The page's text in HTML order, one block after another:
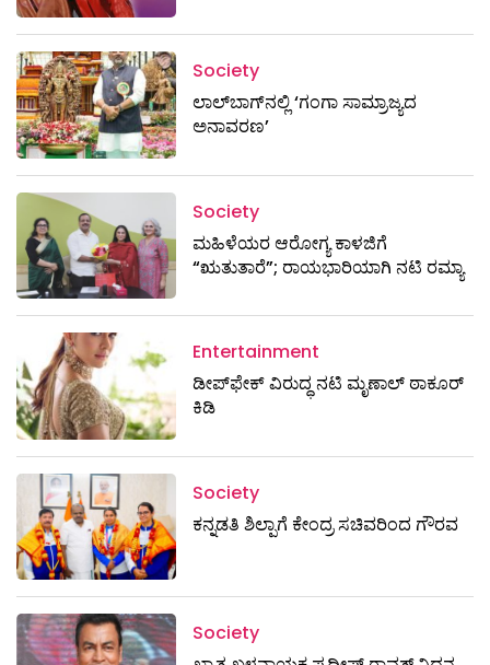
Society
ಲಾಲ್‌ಬಾಗ್‌ನಲ್ಲಿ ‘ಗಂಗಾ ಸಾಮ್ರಾಜ್ಯದ
ಅನಾವರಣ’
Society
ಮಹಿಳೆಯರ ಆರೋಗ್ಯ ಕಾಳಜಿಗೆ
“ಋತುತಾರೆ”; ರಾಯಭಾರಿಯಾಗಿ ನಟಿ ರಮ್ಯಾ
Entertainment
ಡೀಪ್‌ಫೇಕ್ ವಿರುದ್ಧ ನಟಿ ಮೃಣಾಲ್ ಠಾಕೂರ್
ಕಿಡಿ
Society
ಕನ್ನಡತಿ ಶಿಲ್ಪಾಗೆ ಕೇಂದ್ರ ಸಚಿವರಿಂದ ಗೌರವ
Society